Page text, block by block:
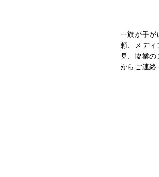
一旗が手が
頼、メディ
見、協業の
からご連絡